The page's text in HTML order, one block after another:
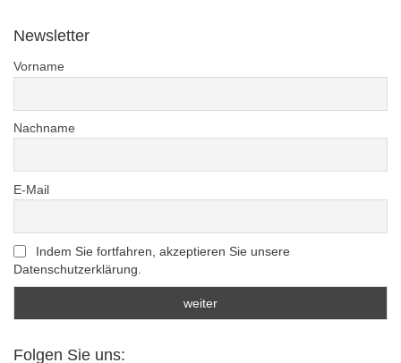
Newsletter
Vorname
Nachname
E-Mail
Indem Sie fortfahren, akzeptieren Sie unsere
Datenschutzerklärung.
Folgen Sie uns: